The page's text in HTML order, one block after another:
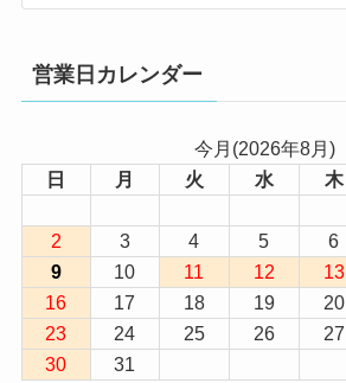
営業日カレンダー
今月(2026年8月)
日
月 火 水 木
2
3 4 5 6
9
10 11 12 13
16
17 18 19 20
23
24 25 26 27
30
31